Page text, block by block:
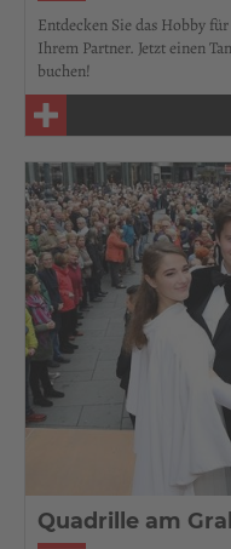
Entdecken Sie das Hobby
Ihrem Partner. Jetzt einen
buchen!
Quadrille am